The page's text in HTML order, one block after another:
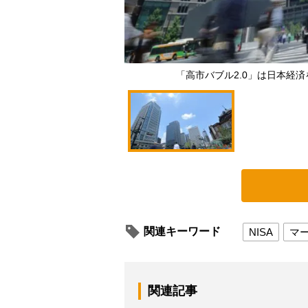
「高市バブル2.0」は日本経
関連キーワード NISA マ
関連記事